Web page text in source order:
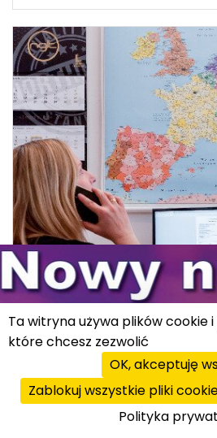
USŁUGI DLA BIZNESU
z kraju |09.07.2024
Rozwój pomimo wyzwań
Ta witryna używa plików cookie
które chcesz zezwolić
OK, akceptuję
Zablokuj wszystkie pliki
Polityka